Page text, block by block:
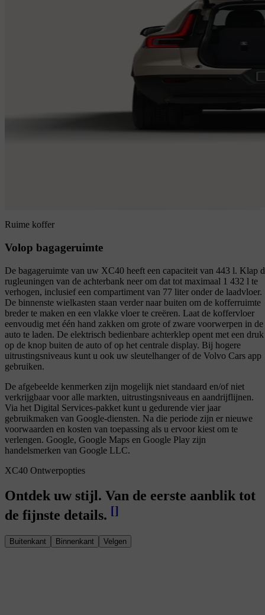
Ruime koffer
Volop bagageruimte
De bagageruimte van uw XC40 heeft een capaciteit van 443 l. Klap
rugleuningen van de achterbank neer om dat tot maximaal 1 432 l te
verhogen, inclusief een compartiment van 77 liter onder de laadvloer.
De binnenste wielkasten staan verder naar buiten om de kofferruimte
breder te maken en een vlakke vloer te creëren. Laat de koffervloer
eenvoudig met één hand zakken om grote of zware voorwerpen in de
auto te laden. De elektrisch bedienbare achterklep opent met een druk
op de knop buiten de auto of op het centrale display. Bij hogere
uitrustingsniveaus kunt u ook uw sleutelhanger of de Volvo Cars app
gebruiken.
De afgebeelde kenmerken zijn mogelijk niet standaard en/of niet
verkrijgbaar voor alle markten, uitrustingsniveaus en aandrijflijnen.
Via het Digital Services-pakket kunt u gedurende vier jaar
gebruikmaken van Google-diensten. Na die periode zijn er nieuwe
voorwaarden en kosten van toepassing als u ervoor kiest om te
verlengen. Google, Google Maps en Google Play zijn
handelsmerken van Google LLC.
XC40 Ontwerpopties
Ontdek uw stijl. Van de eerste aanblik tot
de fijnste details. []
Buitenkant Binnenkant Velgen